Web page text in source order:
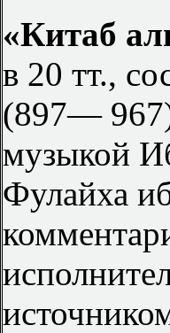
«Китаб
в 20 тт.,
(897—
музыкой
Фулайха